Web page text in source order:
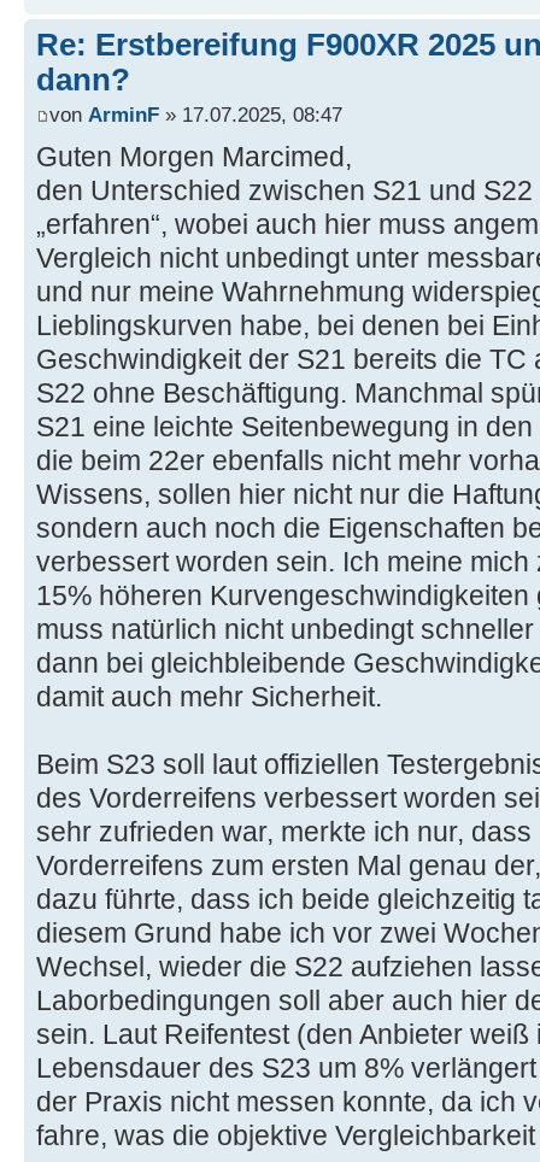
Re: Erstbereifung F900XR 2025
dann?
von ArminF » 17.07.2025, 08:47
Guten Morgen Marcimed,
den Unterschied zwischen S21 und
„erfahren“, wobei auch hier muss
Vergleich nicht unbedingt unter
und nur meine Wahrnehmung
Lieblingskurven habe, bei denen bei
Geschwindigkeit der S21 bereits die TC
S22 ohne Beschäftigung. Manchmal
S21 eine leichte Seitenbewegung in
die beim 22er ebenfalls nicht mehr
Wissens, sollen hier nicht nur die
sondern auch noch die Eigenschaften
verbessert worden sein. Ich meine
15% höheren
muss natürlich nicht unbedingt
dann bei gleichbleibende
damit auch mehr Sicherheit.
Beim S23 soll laut offiziellen
des Vorderreifens verbessert worden
sehr zufrieden war, merkte ich nur,
Vorderreifens zum ersten Mal genau
dazu führte, dass ich beide gleichzeitig
diesem Grund habe ich vor zwei
Wechsel, wieder die S22 aufziehen
Laborbedingungen soll aber auch hier
sein. Laut Reifentest (den Anbieter
Lebensdauer des S23 um 8%
der Praxis nicht messen konnte, da ich
fahre, was die objektive